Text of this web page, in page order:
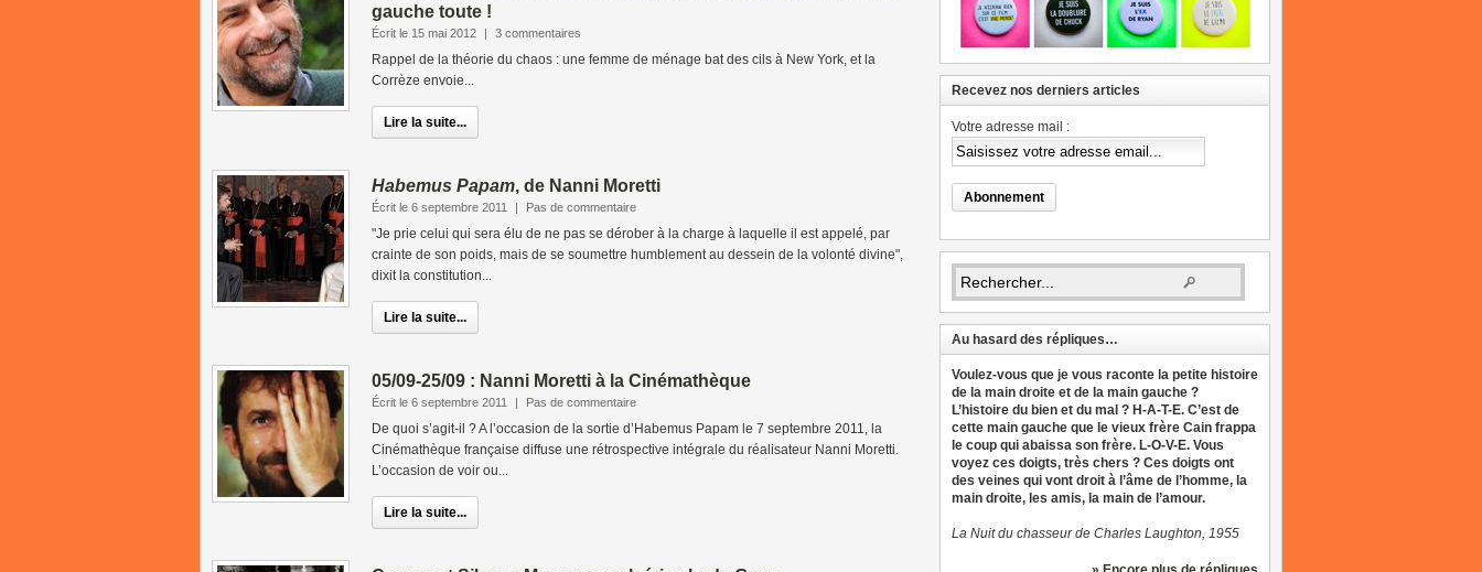
gauche toute !
Écrit le 15 mai 2012 | 3 commentaires
Rappel de la théorie du chaos : une femme de ménage bat des cils à New York, et la
Corrèze envoie...
Lire la suite...
Habemus Papam, de Nanni Moretti
Écrit le 6 septembre 2011 | Pas de commentaire
"Je prie celui qui sera élu de ne pas se dérober à la charge à laquelle il est appelé, par
crainte de son poids, mais de se soumettre humblement au dessein de la volonté divine",
dixit la constitution...
Lire la suite...
05/09-25/09 : Nanni Moretti à la Cinémathèque
Écrit le 6 septembre 2011 | Pas de commentaire
De quoi s’agit-il ? A l’occasion de la sortie d’Habemus Papam le 7 septembre 2011, la
Cinémathèque française diffuse une rétrospective intégrale du réalisateur Nanni Moretti.
L’occasion de voir ou...
Lire la suite...
Recevez nos derniers articles
Votre adresse mail :
Au hasard des répliques…
Voulez-vous que je vous raconte la petite histoire
de la main droite et de la main gauche ?
L’histoire du bien et du mal ? H-A-T-E. C’est de
cette main gauche que le vieux frère Cain frappa
le coup qui abaissa son frère. L-O-V-E. Vous
voyez ces doigts, très chers ? Ces doigts ont
des veines qui vont droit à l’âme de l’homme, la
main droite, les amis, la main de l’amour.
La Nuit du chasseur de Charles Laughton, 1955